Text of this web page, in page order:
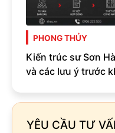
PHONG THỦY
Kiến trúc sư Sơn
và các lưu ý trước
YÊU CẦU TƯ